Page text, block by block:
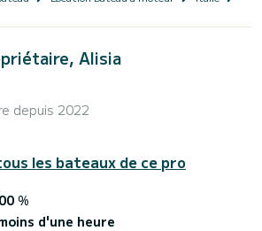
Alisia
depuis 2022
les bateaux de ce pro
%
d'une heure